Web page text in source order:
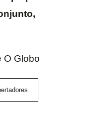
O Globo